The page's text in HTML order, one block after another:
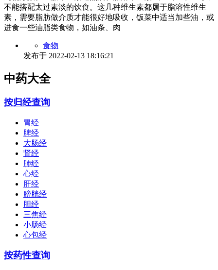
不能搭配太过素淡的饮食。这几种维生素都属于脂溶性维生
素，需要脂肪做介质才能很好地吸收，饭菜中适当加些油，或
进食一些油脂类食物，如油条、肉
食物
发布于 2022-02-13 18:16:21
中药大全
按归经查询
胃经
脾经
大肠经
肾经
肺经
心经
肝经
膀胱经
胆经
三焦经
小肠经
心包经
按药性查询